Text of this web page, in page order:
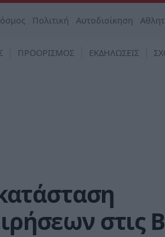
Πολιτική Αυτοδιοίκηση
ΠΡΟΟΡΙΣΜΟΣ ΕΚΔΗΛΩΣΕΙΣ
στις